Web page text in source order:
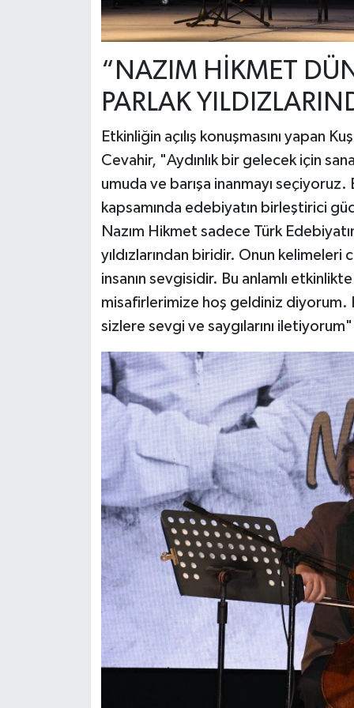
“NAZIM HİKMET
PARLAK
Etkinliğin açılış konuşmasını yapan
Cevahir, "Aydınlık bir gelecek için
umuda ve barışa inanmayı
kapsamında edebiyatın birleştirici
Nazım Hikmet sadece Türk
yıldızlarından biridir. Onun
insanın sevgisidir. Bu anlamlı
misafirlerimize hoş geldiniz diyorum.
sizlere sevgi ve saygılarını